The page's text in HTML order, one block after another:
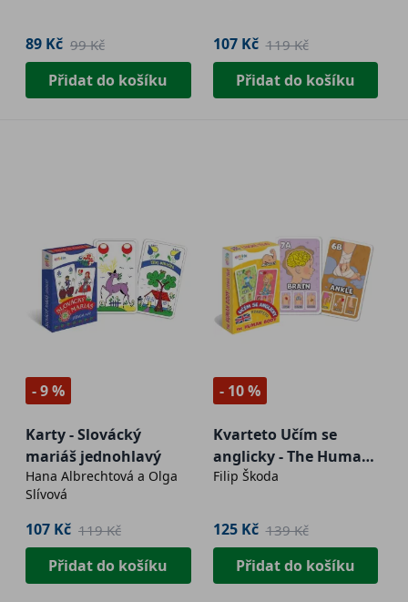
89 Kč 99 Kč
Přidat do košíku
107 Kč 119 Kč
Přidat do košíku
- 9 %
Karty - Slovácký
mariáš jednohlavý
Hana Albrechtová a Olga
Slívová
107 Kč 119 Kč
Přidat do košíku
- 10 %
Kvarteto Učím se
anglicky - The Human
Body
Filip Škoda
125 Kč 139 Kč
Přidat do košíku